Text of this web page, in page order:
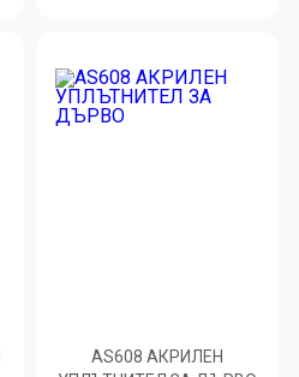
AS608 АКРИЛЕН